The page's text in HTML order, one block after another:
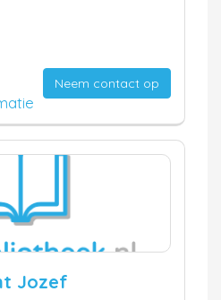
Neem contact op
Jozef